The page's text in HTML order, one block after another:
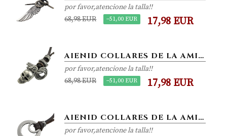
por favor,atencione la talla!!
68,98 EUR
−51,00 EUR 17,98 EUR
AIENID COLLARES DE LA AMISTAD COLGANTES ACERO INOXIDABLE VINTAGE GÓTICO CRÁNEO CUERO PLATA AJUSTABLE MARRÓN
por favor,atencione la talla!!
68,98 EUR
−51,00 EUR 17,98 EUR
AIENID COLLARES DE LA AMISTAD COLGANTES ACERO INOXIDABLE VINTAGE DE HALO COLLARES CUERO DE PLATA AJUSTABLE MARRÓN
por favor,atencione la talla!!